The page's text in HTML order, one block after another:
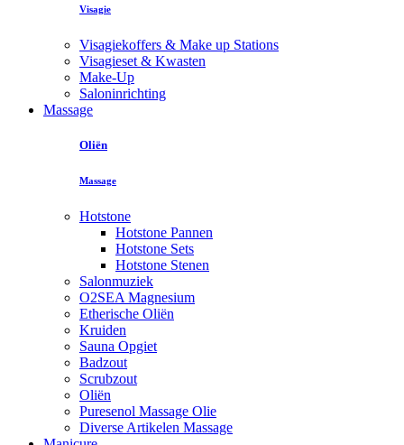
Visagie
Visagiekoffers & Make up Stations
Visagieset & Kwasten
Make-Up
Saloninrichting
Massage
Oliën
Massage
Hotstone
Hotstone Pannen
Hotstone Sets
Hotstone Stenen
Salonmuziek
O2SEA Magnesium
Etherische Oliën
Kruiden
Sauna Opgiet
Badzout
Scrubzout
Oliën
Puresenol Massage Olie
Diverse Artikelen Massage